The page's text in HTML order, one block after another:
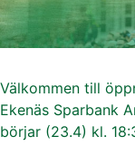
Välkommen till
Ekenäs Sparbank
börjar (23.4) kl.